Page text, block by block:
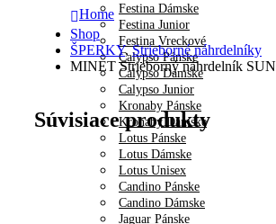
Festina Dámske
Festina Junior
Festina Vreckové
Calypso Pánske
Calypso Dámske
Calypso Junior
Kronaby Pánske
Kronaby Dámske
Lotus Pánske
Lotus Dámske
Lotus Unisex
Candino Pánske
Candino Dámske
Jaguar Pánske
Home
Shop
ŠPERKY,Strieborné náhrdelníky
MINET Strieborný náhrdelník SUN
Súvisiace produkty